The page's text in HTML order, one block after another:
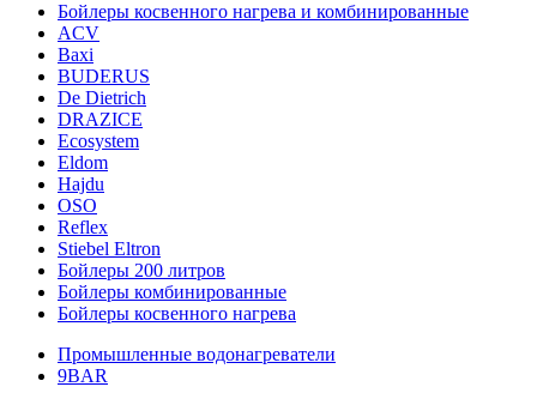
Бойлеры косвенного нагрева и комбинированные
ACV
Baxi
BUDERUS
De Dietrich
DRAZICE
Ecosystem
Eldom
Hajdu
OSO
Reflex
Stiebel Eltron
Бойлеры 200 литров
Бойлеры комбинированные
Бойлеры косвенного нагрева
Промышленные водонагреватели
9BAR